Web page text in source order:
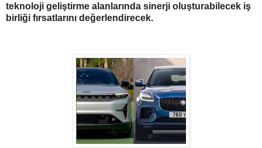
teknoloji geliştirme alanlarında sinerji oluşturabilecek iş
birliği fırsatlarını değerlendirecek.